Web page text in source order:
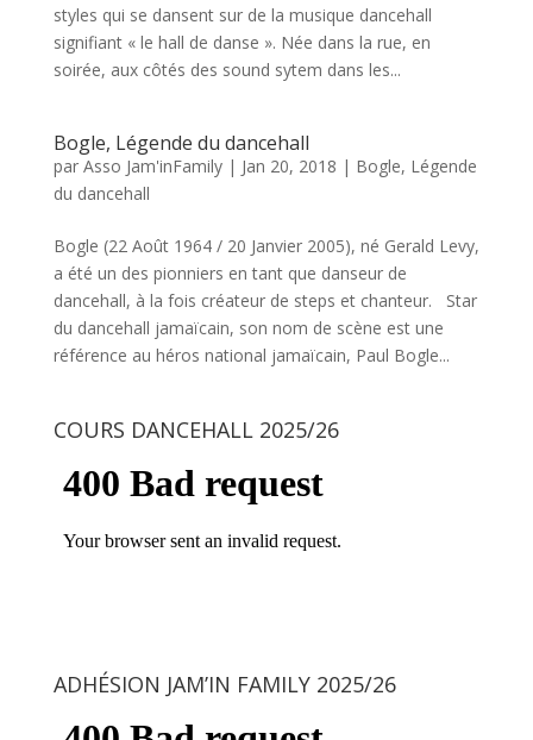
styles qui se dansent sur de la musique dancehall
signifiant « le hall de danse ». Née dans la rue, en
soirée, aux côtés des sound sytem dans les...
Bogle, Légende du dancehall
par Asso Jam'inFamily| Jan 20, 2018 | Bogle, Légende
du dancehall
Bogle (22 Août 1964 / 20 Janvier 2005), né Gerald Levy,
a été un des pionniers en tant que danseur de
dancehall, à la fois créateur de steps et chanteur. Star
du dancehall jamaïcain, son nom de scène est une
référence au héros national jamaïcain, Paul Bogle...
COURS DANCEHALL 2025/26
ADHÉSION JAM’IN FAMILY 2025/26